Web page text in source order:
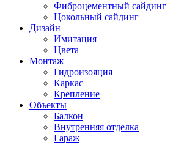
Фиброцементный сайдинг
Цокольный сайдинг
Дизайн
Имитация
Цвета
Монтаж
Гидроизояция
Каркас
Крепление
Объекты
Балкон
Внутренняя отделка
Гараж